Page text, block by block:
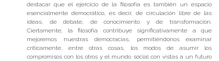
destacar que el ejercicio de la filosofía es también un espacio
esencialmente democrático, es decir, de circulación libre de las
ideas, de debate, de conocimiento y de transformación.
Ciertamente, la filosofía contribuye significativamente a que
mejoremos nuestras democracias, permitiéndonos examinar
críticamente, entre otras cosas, los modos de asumir los
compromisos con los otros y el mundo social con vistas a un futuro